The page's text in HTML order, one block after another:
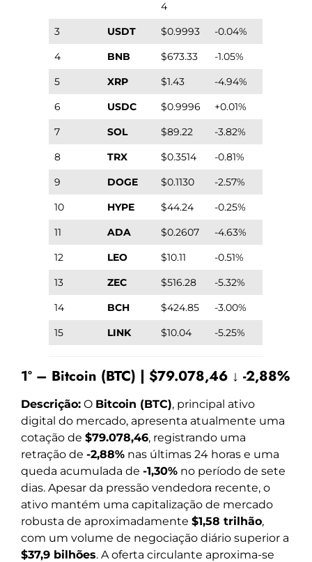
4
3 USDT $0.9993
-0.04%
4
BNB $673.33
-1.05%
5
XRP $1.43
-4.94%
6
USDC $0.9996
+0.01%
7
SOL $89.22
-3.82%
8
TRX $0.3514
-0.81%
9
DOGE $0.1130
-2.57%
10
HYPE $44.24
-0.25%
11
ADA $0.2607
-4.63%
12
LEO $10.11
-0.51%
13
ZEC $516.28
-5.32%
14
BCH $424.85
-3.00%
15
LINK $10.04 -5.25%
1º – Bitcoin (BTC) | $79.078,46 ↓ -2,88%
Descrição: O Bitcoin (BTC), principal ativo
digital do mercado, apresenta atualmente uma
cotação de $79.078,46, registrando uma
retração de -2,88% nas últimas 24 horas e uma
queda acumulada de -1,30% no período de sete
dias. Apesar da pressão vendedora recente, o
ativo mantém uma capitalização de mercado
robusta de aproximadamente $1,58 trilhão,
com um volume de negociação diário superior a
$37,9 bilhões. A oferta circulante aproxima-se